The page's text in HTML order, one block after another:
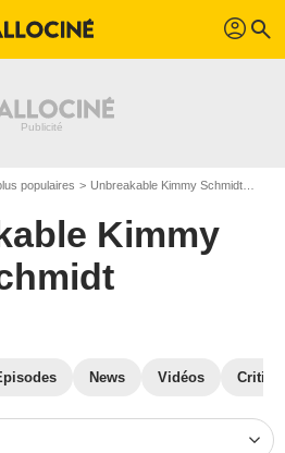
profil search
populaires Unbreakable Kimmy Schmidt
Kimmy
News Vidéos